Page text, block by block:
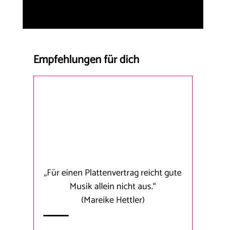
Empfehlungen für dich
„Für einen Plattenvertrag reicht gute
Musik allein nicht aus.“
(Mareike Hettler)